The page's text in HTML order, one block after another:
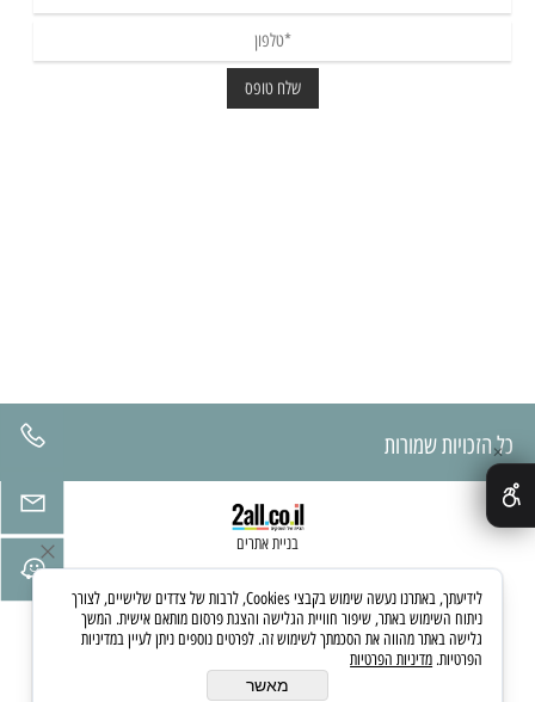
כל הזכויות שמורות
בניית אתרים
✕
לידיעתך, באתרנו נעשה שימוש בקבצי Cookies, לרבות של צדדים שלישיים, לצורך
ניתוח השימוש באתר, שיפור חוויית הגלישה והצגת פרסום מותאם אישית. המשך
גלישה באתר מהווה את הסכמתך לשימוש זה. לפרטים נוספים ניתן לעיין במדיניות
הפרטיות. מדיניות הפרטיות
מאשר